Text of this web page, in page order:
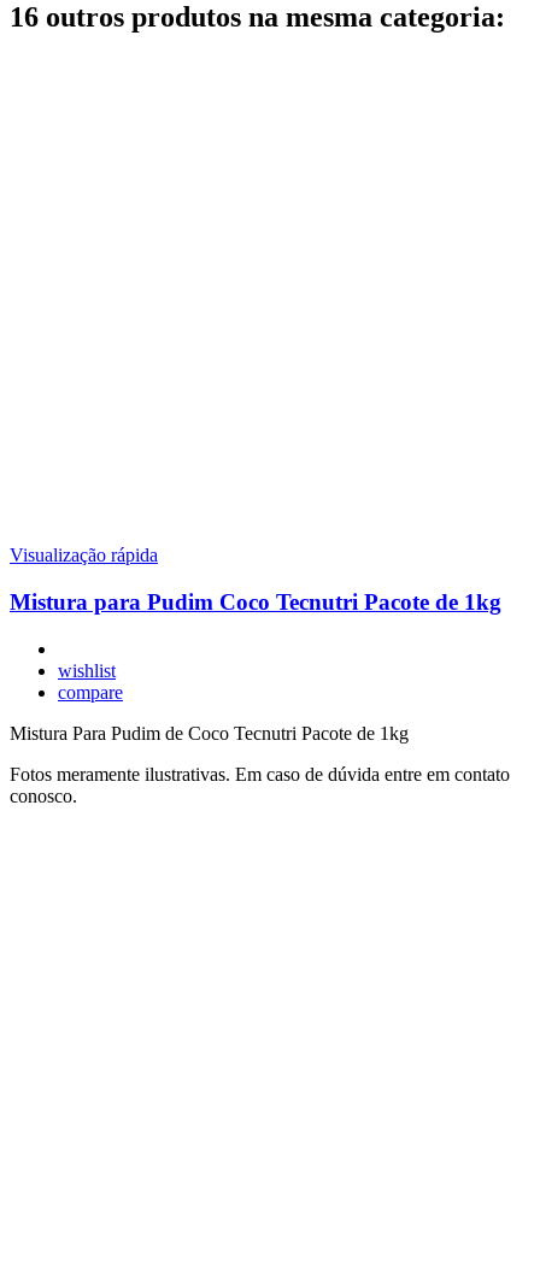
16 outros produtos na mesma categoria:
Visualização rápida
Mistura para Pudim Coco Tecnutri Pacote de 1kg
wishlist
compare
Mistura Para Pudim de Coco Tecnutri Pacote de 1kg
Fotos meramente ilustrativas. Em caso de dúvida entre em contato
conosco.